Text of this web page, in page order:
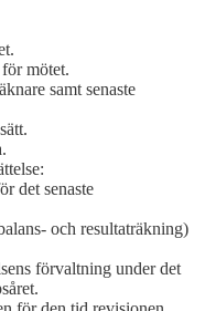
mötet.
samt senaste
det senaste
och resultaträkning)
förvaltning under det